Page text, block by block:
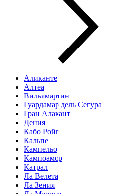
Аликанте
Алтеа
Вильямартин
Гуардамар дель Сегура
Гран Алакант
Дения
Кабо Ройг
Кальпе
Кампельо
Кампоамор
Катрал
Ла Велета
Ла Зения